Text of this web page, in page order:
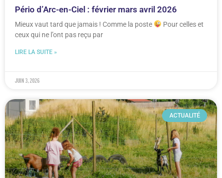
Pério d’Arc-en-Ciel : février mars avril 2026
Mieux vaut tard que jamais ! Comme la poste
Pour celles et
ceux qui ne l’ont pas reçu par
LIRE LA SUITE »
juin 3, 2026
ACTUALITÉ